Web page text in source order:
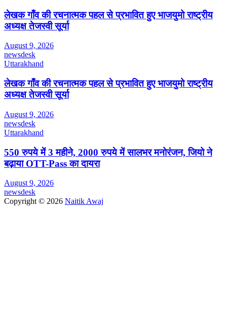
लेखक गाँव की रचनात्मक पहल से प्रभावित हुए भाजयुमो राष्ट्रीय
अध्यक्ष तेजस्वी सूर्या
August 9, 2026
newsdesk
Uttarakhand
लेखक गाँव की रचनात्मक पहल से प्रभावित हुए भाजयुमो राष्ट्रीय
अध्यक्ष तेजस्वी सूर्या
August 9, 2026
newsdesk
Uttarakhand
550 रुपये में 3 महीने, 2000 रुपये में सालभर मनोरंजन, जियो ने
बढ़ाया OTT-Pass का दायरा
August 9, 2026
newsdesk
Copyright © 2026 Naitik Awaj